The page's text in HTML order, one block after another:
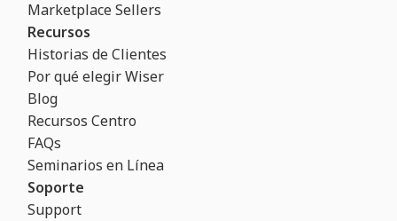
Marketplace Sellers
Recursos
Historias de Clientes
Por qué elegir Wiser
Blog
Recursos Centro
FAQs
Seminarios en Línea
Soporte
Support